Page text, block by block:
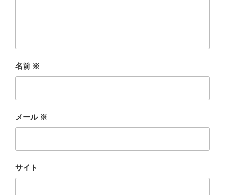
名前 ※
メール ※
サイト